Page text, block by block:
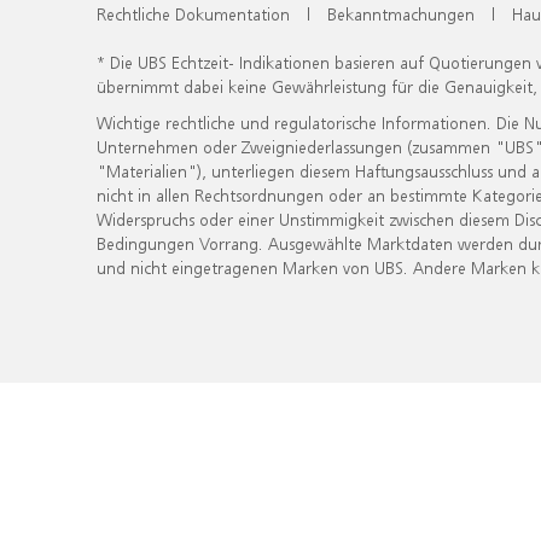
Rechtliche Dokumentation | Bekanntmachungen |
* Die UBS Echtzeit- Indikationen basieren auf
übernimmt dabei keine Gewährleistung für die
Wichtige rechtliche und regulatorische Informationen. Die
Unternehmen oder Zweigniederlassungen (zusammen
"Materialien"), unterliegen diesem Haftungsausschluss
nicht in allen Rechtsordnungen oder an bestimmte
Widerspruchs oder einer Unstimmigkeit zwischen diesem
Bedingungen Vorrang. Ausgewählte Marktdaten werden
und nicht eingetragenen Marken von UBS. Andere Marken